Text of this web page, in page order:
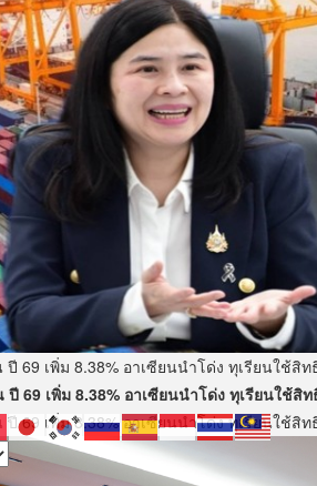
ปี 69 เพิ่ม 8.38% อาเซียนนำโด่ง ทุเรียนใช้สิ
ปี 69 เพิ่ม 8.38% อาเซียนนำโด่ง ทุเรียนใช้สิ
ปี 69 เพิ่ม 8.38% อาเซียนนำโด่ง ทุเรียนใช้